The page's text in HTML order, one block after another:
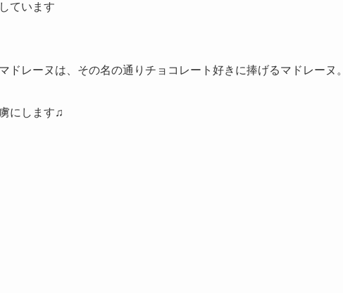
ています
ドレーヌは、その名の通りチョコレート好きに捧げるマドレーヌ。
にします♫